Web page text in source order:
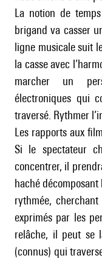
La notion de
brigand va casser
ligne musicale suit
la casse avec
marcher un
électroniques qui
traversé. Rythmer
Les rapports aux
Si le spectateur
concentrer, il
haché
rythmée,
exprimés par les
relâche, il peut se
(connus) qui